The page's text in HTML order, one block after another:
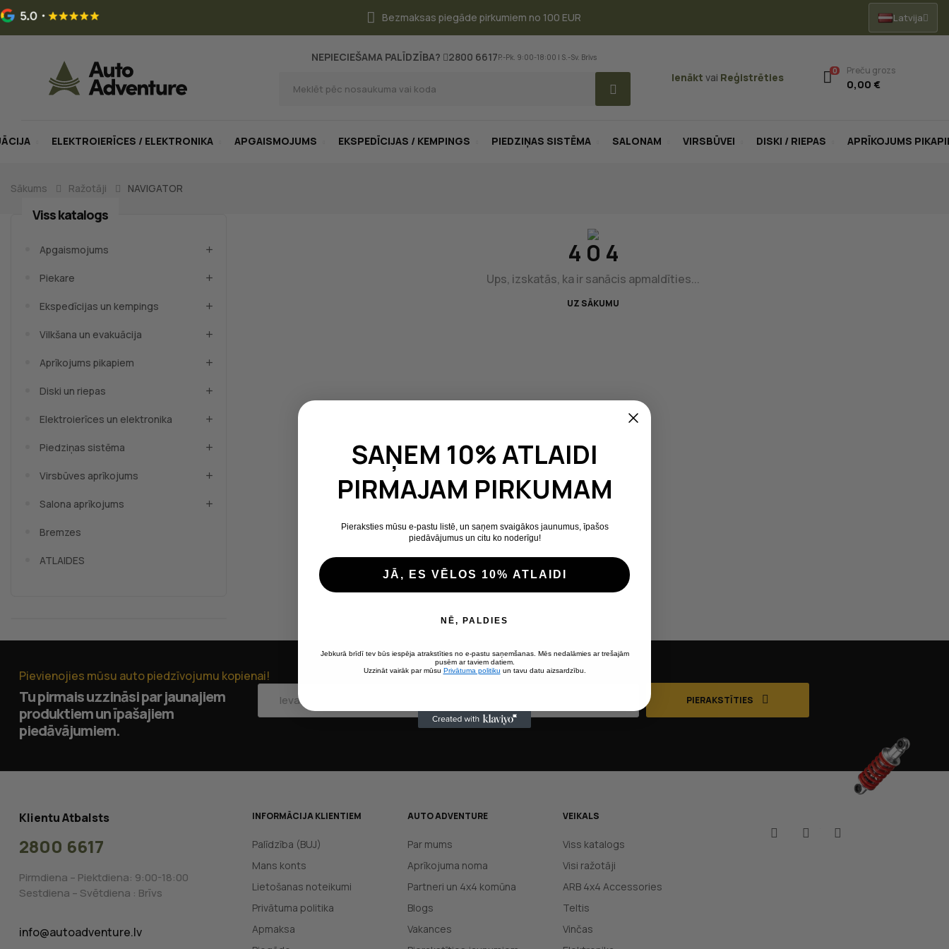
Bezmaksas piegāde pirkumiem no 100 EUR Latvija
NEPIECIEŠAMA PALĪDZĪBA? 2800 6617P.-Pk. 9:00-18:00 | S.-Sv. Brīvs
Ienākt vai Reģistrēties
0 Preču grozs
0,00 €
ELEKTROIERĪCES / ELEKTRONIKA APGAISMOJUMS EKSPEDĪCIJAS / KEMPINGS PIEDZIŅAS SISTĒMA SALONAM VIRSBŪVEI DISKI / RIEPAS APRĪKOJUMS
Sākums Ražotāji NAVIGATOR
Viss katalogs
Apgaismojums
Piekare
Ekspedīcijas un kempings
Vilkšana un evakuācija
Aprīkojums pikapiem
Diski un riepas
Elektroierīces un elektronika
Piedziņas sistēma
Virsbūves aprīkojums
Salona aprīkojums
Bremzes
ATLAIDES
4 0 4
Ups, izskatās, ka ir sanācis apmaldīties...
UZ SĀKUMU
Pievienojies mūsu auto piedzīvojumu kopienai!
Tu pirmais uzzināsi par jaunajiem
produktiem un īpašajiem
piedāvājumiem.
PIERAKSTĪTIES
Klientu Atbalsts
2800 6617
Pirmdiena – Piektdiena: 9:00-18:00
Sestdiena – Svētdiena : Brīvs
info@autoadventure.lv
INFORMĀCIJA KLIENTIEM
Palīdzība (BUJ)
Mans konts
Lietošanas noteikumi
Privātuma politika
Apmaksa
AUTO ADVENTURE
Par mums
Aprīkojuma noma
Partneri un 4x4 komūna
Blogs
Vakances
VEIKALS
Viss katalogs
Visi ražotāji
ARB 4x4 Accessories
Teltis
Vinčas
FacebookYouTube
SAŅEM 10% ATLAIDI
PIRMAJAM PIRKUMAM
Pieraksties mūsu e-pastu listē, un saņem svaigākos jaunumus, īpašos
piedāvājumus un citu ko noderīgu!
JĀ, ES VĒLOS 10% ATLAIDI
NĒ, PALDIES
Jebkurā brīdī tev būs iespēja atrakstīties no e-pastu saņemšanas. Mēs nedalāmies ar trešajām
pusēm ar taviem datiem.
Uzzināt vairāk par mūsu Privātuma politiku un tavu datu aizsardzību.